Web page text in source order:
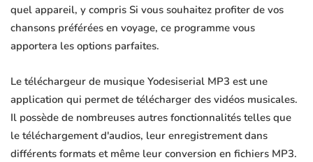
quel appareil, y compris Si vous souhaitez profiter de vos
chansons préférées en voyage, ce programme vous
apportera les options parfaites.
Le téléchargeur de musique Yodesiserial MP3 est une
application qui permet de télécharger des vidéos musicales.
Il possède de nombreuses autres fonctionnalités telles que
le téléchargement d'audios, leur enregistrement dans
différents formats et même leur conversion en fichiers MP3.